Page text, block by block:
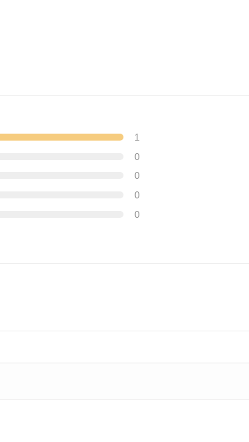
1
0
0
0
0